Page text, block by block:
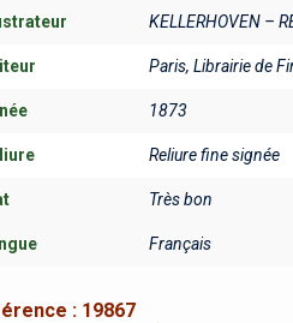
KELLERHOVEN –
Paris, Librairie de
1873
Reliure fine signée
Très bon
Français
: 19867